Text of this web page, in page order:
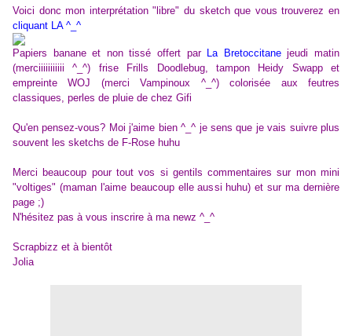
Voici donc mon interprétation "libre" du sketch que vous trouverez en
cliquant LA ^_^
Papiers banane et non tissé offert par La Bretoccitanejeudi matin
(merciiiiiiiiiii ^_^) frise Frills Doodlebug, tampon Heidy Swapp et
empreinte WOJ (merci Vampinoux ^_^) colorisée aux feutres
classiques, perles de pluie de chez Gifi
Qu'en pensez-vous? Moi j'aime bien ^_^ je sens que je vais suivre plus
souvent les sketchs de F-Rose huhu
Merci beaucoup pour tout vos si gentils commentaires sur mon mini
"voltiges" (maman l'aime beaucoup elle aussi huhu) et sur ma dernière
page ;)
N'hésitez pas à vous inscrire à ma newz ^_^
Scrapbizz et à bientôt
Jolia